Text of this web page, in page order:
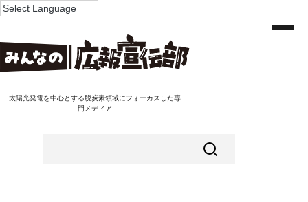
太陽光発電を中心とする脱炭素領域にフォーカスした専
門メディア